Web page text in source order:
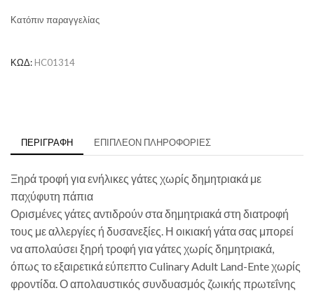
Κατόπιν παραγγελίας
ΚΩΔ: HC01314
ΠΕΡΙΓΡΑΦΉ ΕΠΙΠΛΈΟΝ ΠΛΗΡΟΦΟΡΊΕΣ
Ξηρά τροφή για ενήλικες γάτες χωρίς δημητριακά με
παχύφυτη πάπια
Ορισμένες γάτες αντιδρούν στα δημητριακά στη διατροφή
τους με αλλεργίες ή δυσανεξίες. Η οικιακή γάτα σας μπορεί
να απολαύσει ξηρή τροφή για γάτες χωρίς δημητριακά,
όπως το εξαιρετικά εύπεπτο Culinary Adult Land-Ente χωρίς
φροντίδα. Ο απολαυστικός συνδυασμός ζωικής πρωτεΐνης